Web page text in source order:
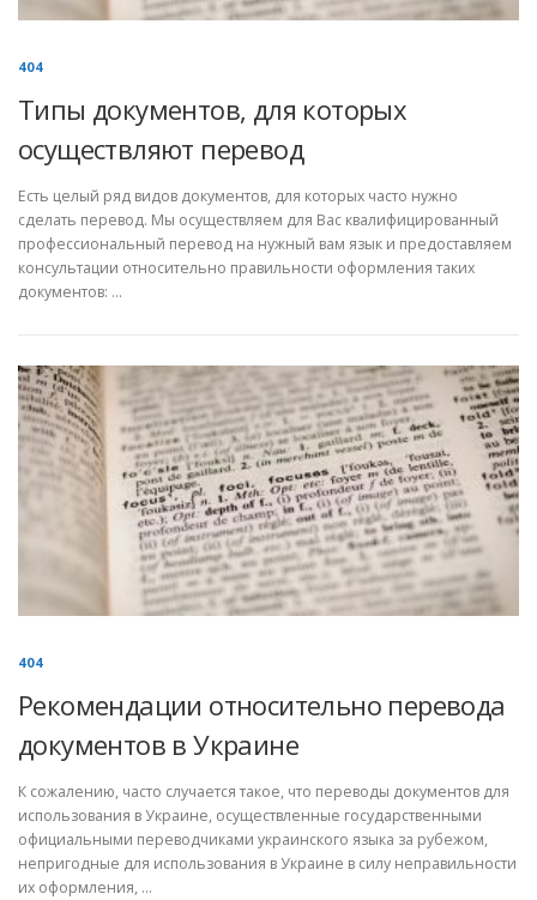
404
Типы документов, для которых
осуществляют перевод
Есть целый ряд видов документов, для которых часто нужно
сделать перевод. Мы осуществляем для Вас квалифицированный
профессиональный перевод на нужный вам язык и предоставляем
консультации относительно правильности оформления таких
документов: …
404
Рекомендации относительно перевода
документов в Украине
К сожалению, часто случается такое, что переводы документов для
использования в Украине, осуществленные государственными
официальными переводчиками украинского языка за рубежом,
непригодные для использования в Украине в силу неправильности
их оформления, …